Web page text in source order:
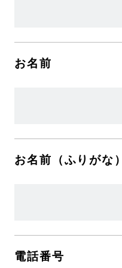
お名前
お名前（ふりがな）
電話番号